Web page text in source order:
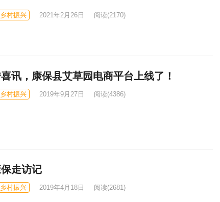
乡村振兴 2021年2月26日 阅读(2170)
讯，康保县艾草园电商平台上线了！
乡村振兴 2019年9月27日 阅读(4386)
走访记
乡村振兴 2019年4月18日 阅读(2681)